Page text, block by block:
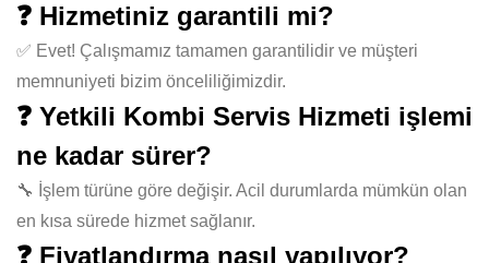
❓ Hizmetiniz garantili mi?
✅ Evet! Çalışmamız tamamen garantilidir ve müşteri
memnuniyeti bizim önceliliğimizdir.
❓ Yetkili Kombi Servis Hizmeti işlemi
ne kadar sürer?
🔧 İşlem türüne göre değişir. Acil durumlarda mümkün olan
en kısa sürede hizmet sağlanır.
❓ Fiyatlandırma nasıl yapılıyor?